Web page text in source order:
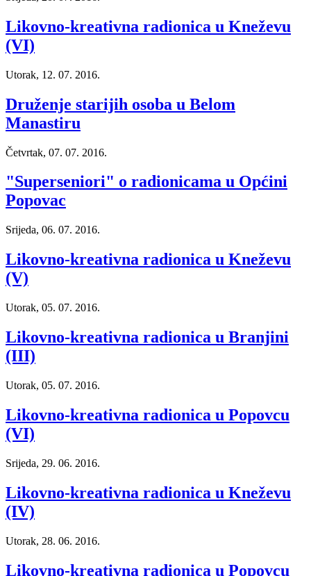
Likovno-kreativna radionica u Kneževu
(VI)
Utorak, 12. 07. 2016.
Druženje starijih osoba u Belom
Manastiru
Četvrtak, 07. 07. 2016.
"Superseniori" o radionicama u Općini
Popovac
Srijeda, 06. 07. 2016.
Likovno-kreativna radionica u Kneževu
(V)
Utorak, 05. 07. 2016.
Likovno-kreativna radionica u Branjini
(III)
Utorak, 05. 07. 2016.
Likovno-kreativna radionica u Popovcu
(VI)
Srijeda, 29. 06. 2016.
Likovno-kreativna radionica u Kneževu
(IV)
Utorak, 28. 06. 2016.
Likovno-kreativna radionica u Popovcu